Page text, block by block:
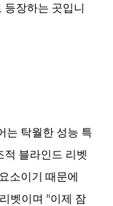
등장하는 곳입니
탁월한 성능 특
적 블라인드 리벳
소이기 때문에
벳이며 "이제 잠